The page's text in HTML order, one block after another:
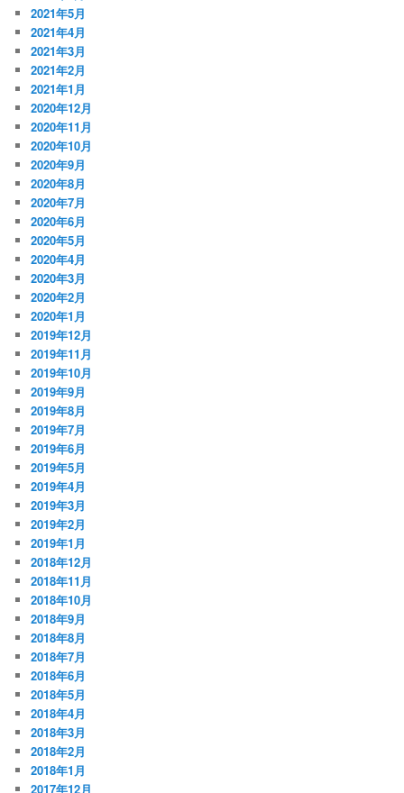
2021年5月
2021年4月
2021年3月
2021年2月
2021年1月
2020年12月
2020年11月
2020年10月
2020年9月
2020年8月
2020年7月
2020年6月
2020年5月
2020年4月
2020年3月
2020年2月
2020年1月
2019年12月
2019年11月
2019年10月
2019年9月
2019年8月
2019年7月
2019年6月
2019年5月
2019年4月
2019年3月
2019年2月
2019年1月
2018年12月
2018年11月
2018年10月
2018年9月
2018年8月
2018年7月
2018年6月
2018年5月
2018年4月
2018年3月
2018年2月
2018年1月
2017年12月